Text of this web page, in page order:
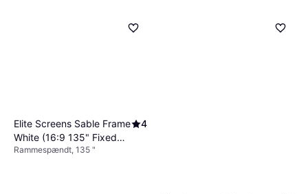
Elite Screens Sable Frame
White (16:9 135" Fixed
Frame)
4
Rammespændt, 135 "